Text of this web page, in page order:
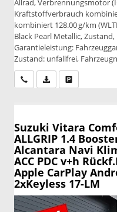
Allrad, Verbrennungsmotor
Kraftstoffverbrauch
kombiniert 128.00 g/km
Black Pearl Metallic,
Garantieleistung:
Zustand: unfallfrei,
Wir rufen Sie an
PDF-Datei,
Suzuki Vitara
ALLGRIP 1.4
Alcantara Navi
ACC PDC v+h
Apple CarPlay
2xKeyless 17-LM